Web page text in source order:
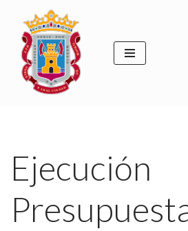
Saltar
contenido
Ejecución